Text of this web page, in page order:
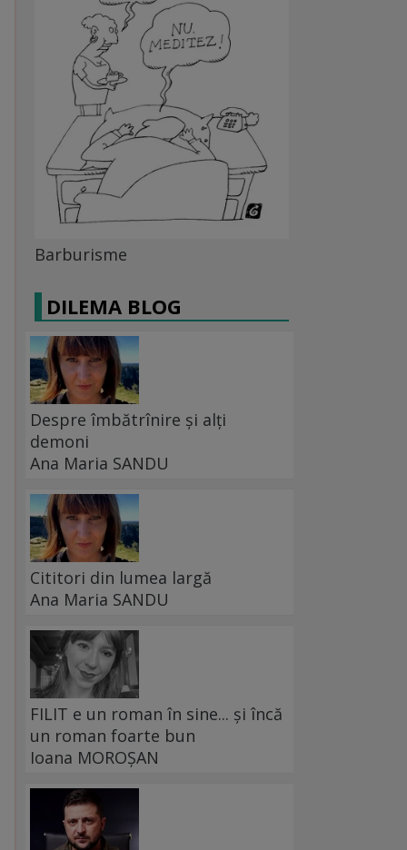
Barburisme
DILEMA BLOG
Despre îmbătrînire și alți
demoni
Ana Maria SANDU
Cititori din lumea largă
Ana Maria SANDU
FILIT e un roman în sine... și încă
un roman foarte bun
Ioana MOROȘAN